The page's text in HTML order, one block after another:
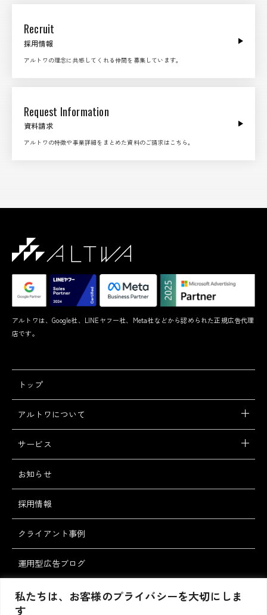
私たちは、お客様のプライバシーを大切にしま
す
Recruit
採用情報
アルトワの理念に共感してくれる仲間を募集しています。
Request Information
資料請求
アルトワの特徴や事業詳細をまとめた資料のご請求はこちら。
アルトワは、Google社、LINEヤフー社、Meta社などから認められた正規広告代理
店です。
トップ
アルトワについて
サービス
お知らせ
採用情報
クライアント事例
運用型広告ブログ
スタッフブログ